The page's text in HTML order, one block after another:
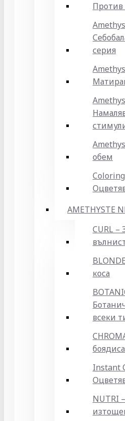
Против
серия
обем
AMETHYSTE
CURL –
коса
всеки
Instant
NUTRI